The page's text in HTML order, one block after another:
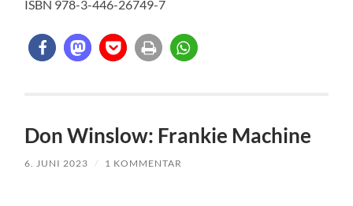
ISBN 978-3-446-26749-7
Don Winslow: Frankie Machine
6. JUNI 2023 / 1 KOMMENTAR